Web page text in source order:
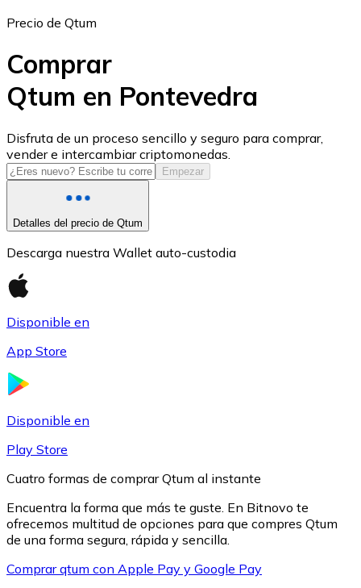
USD Coin
USDC
Precio de Qtum
Comprar
Qtum en Pontevedra
Disfruta de un proceso sencillo y seguro para comprar,
vender e intercambiar criptomonedas.
Empezar
Detalles del precio de Qtum
Descarga nuestra Wallet auto-custodia
Disponible en
App Store
Disponible en
Play Store
Cuatro formas de comprar Qtum al instante
Encuentra la forma que más te guste. En Bitnovo te
ofrecemos multitud de opciones para que compres Qtum
de una forma segura, rápida y sencilla.
Comprar qtum con Apple Pay y Google Pay